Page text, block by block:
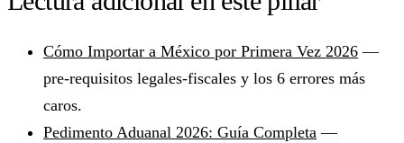
Cómo Importar a México por Primera Vez 2026 —
pre-requisitos legales-fiscales y los 6 errores más
caros.
Pedimento Aduanal 2026: Guía Completa —